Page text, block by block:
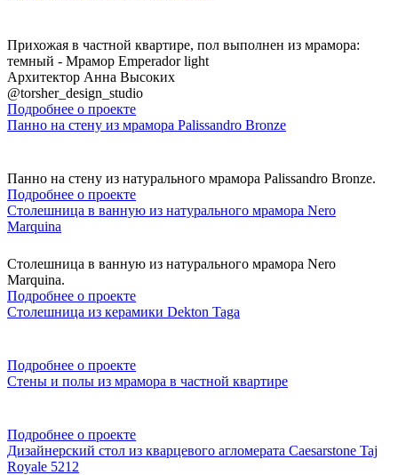
Прихожая в частной квартире, пол выполнен из мрамора:
темный - Мрамор Emperador light
Архитектор Анна Высоких
@torsher_design_studio
Подробнее о проекте
Панно на стену из мрамора Palissandro Bronze
Панно на стену из натурального мрамора Palissandro Bronze.
Подробнее о проекте
Столешница в ванную из натурального мрамора Nero
Marquina
Столешница в ванную из натурального мрамора Nero
Marquina.
Подробнее о проекте
Столешница из керамики Dekton Taga
Подробнее о проекте
Стены и полы из мрамора в частной квартире
Подробнее о проекте
Дизайнерский стол из кварцевого агломерата Caesarstone Taj
Royale 5212